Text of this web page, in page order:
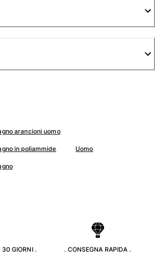
arancioni uomo
in poliammide Uomo
30 GIORNI . . CONSEGNA RAPIDA .